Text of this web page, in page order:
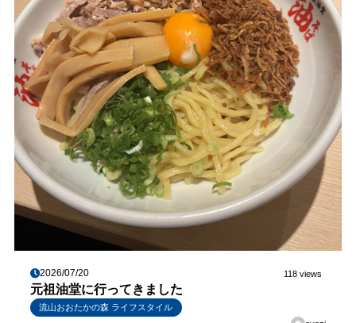
2026/07/20 118 views
元祖油堂に行ってきました
流山おおたかの森 ライフスタイル